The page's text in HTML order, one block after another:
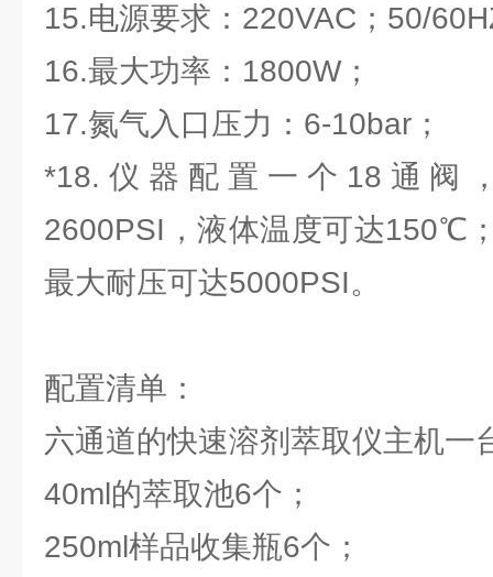
15.电源要求：220VAC；50/
16.最大功率：1800W；
17.氮气入口压力：6-10bar；
*18.仪器配置一个18通阀
2600PSI，液体温度可达150℃
最大耐压可达5000PSI。
配置清单：
六通道的快速溶剂萃取仪主机一
40ml的萃取池6个；
250ml样品收集瓶6个；